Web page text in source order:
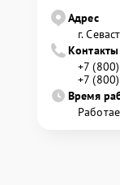
Адрес
г.
Контакты
+7
+7
Время